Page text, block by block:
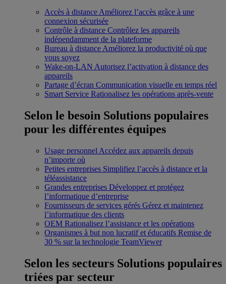
Accès à distance Améliorez l’accès grâce à une
connexion sécurisée
Contrôle à distance Contrôlez les appareils
indépendamment de la plateforme
Bureau à distance Améliorez la productivité où que
vous soyez
Wake-on-LAN Autorisez l’activation à distance des
appareils
Partage d’écran Communication visuelle en temps réel
Smart Service Rationalisez les opérations après-vente
Selon le besoin Solutions populaires
pour les différentes équipes
Usage personnel Accédez aux appareils depuis
n’importe où
Petites entreprises Simplifiez l’accès à distance et la
téléassistance
Grandes entreprises Développez et protégez
l’informatique d’entreprise
Fournisseurs de services gérés Gérez et maintenez
l’informatique des clients
OEM Rationalisez l’assistance et les opérations
Organismes à but non lucratif et éducatifs Remise de
30 % sur la technologie TeamViewer
Selon les secteurs Solutions populaires
triées par secteur